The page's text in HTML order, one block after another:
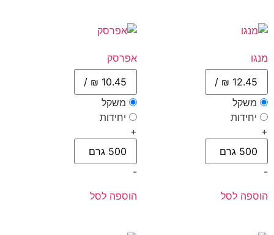
מנגו
משקל
יחידות
+
-
הוספה לסל
אפרסק
משקל
יחידות
+
-
הוספה לסל